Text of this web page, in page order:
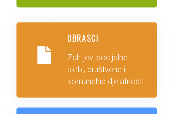
OBRASCI
Zahtjevi socijalne
skrbi, društvene i
komunalne djelatnosti